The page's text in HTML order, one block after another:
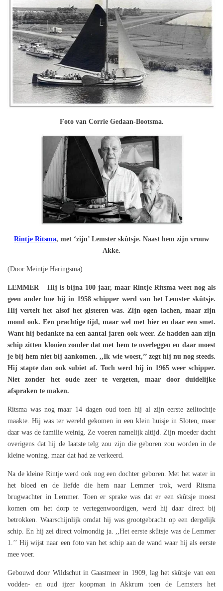
Foto van Corrie Gedaan-Bootsma.
Rintje Ritsma, met ‘zijn’ Lemster skûtsje. Naast hem zijn vrouw
Akke.
(Door Meintje Haringsma)
LEMMER – Hij is bijna 100 jaar, maar Rintje Ritsma weet nog als
geen ander hoe hij in 1958 schipper werd van het Lemster skûtsje.
Hij vertelt het alsof het gisteren was. Zijn ogen lachen, maar zijn
mond ook. Een prachtige tijd, maar wel met hier en daar een smet.
Want hij bedankte na een aantal jaren ook weer. Ze hadden aan zijn
schip zitten klooien zonder dat met hem te overleggen en daar moest
je bij hem niet bij aankomen. ,,Ik wie woest,’’ zegt hij nu nog steeds.
Hij stapte dan ook subiet af. Toch werd hij in 1965 weer schipper.
Niet zonder het oude zeer te vergeten, maar door duidelijke
afspraken te maken.
Ritsma was nog maar 14 dagen oud toen hij al zijn eerste zeiltochtje
maakte. Hij was ter wereld gekomen in een klein huisje in Sloten, maar
daar was de familie weinig. Ze voeren namelijk altijd. Zijn moeder dacht
overigens dat hij de laatste telg zou zijn die geboren zou worden in de
kleine woning, maar dat had ze verkeerd.
Na de kleine Rintje werd ook nog een dochter geboren. Met het water in
het bloed en de liefde die hem naar Lemmer trok, werd Ritsma
brugwachter in Lemmer. Toen er sprake was dat er een skûtsje moest
komen om het dorp te vertegenwoordigen, werd hij daar direct bij
betrokken. Waarschijnlijk omdat hij was grootgebracht op een dergelijk
schip. En hij zei direct volmondig ja. ,,Het eerste skûtsje was de Lemmer
1.’’ Hij wijst naar een foto van het schip aan de wand waar hij als eerste
mee voer.
Gebouwd door Wildschut in Gaastmeer in 1909, lag het skûtsje van een
vodden- en oud ijzer koopman in Akkrum toen de Lemsters het